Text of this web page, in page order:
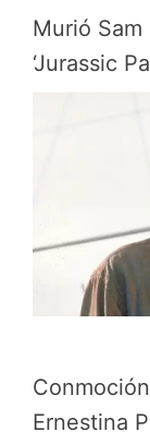
Murió
‘Jurassic
Ernestina